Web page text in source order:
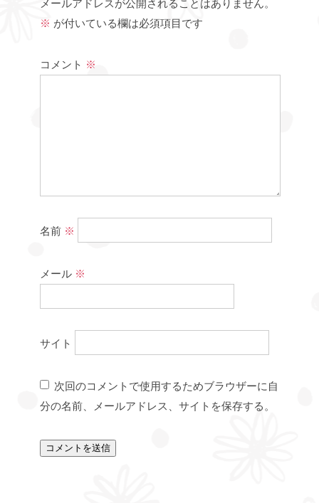
メールアドレスが公開されることはありません。
※ が付いている欄は必須項目です
コメント ※
名前 ※
メール ※
サイト
次回のコメントで使用するためブラウザーに自
分の名前、メールアドレス、サイトを保存する。